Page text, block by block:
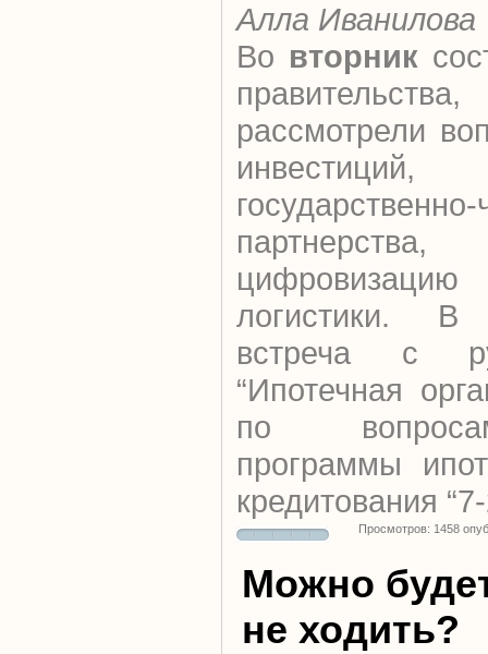
Алла Иванилова
Во вторник
рассмотрели
государственно-
логистики. В
встреча с
“Ипотечная
по
программы
кредитования
Просмотров: 1458
Можно
не ходить?